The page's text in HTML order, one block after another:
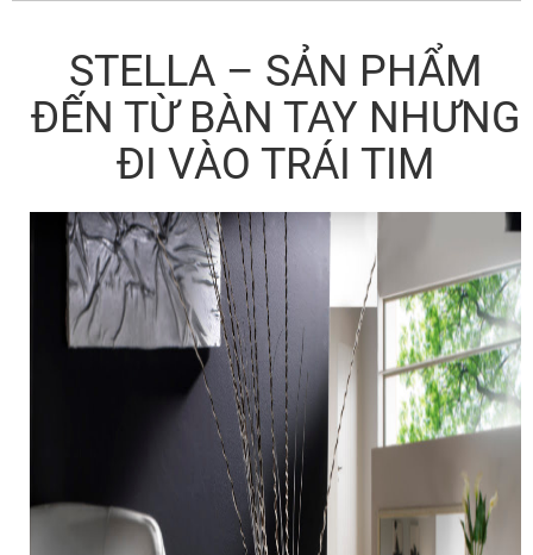
STELLA – SẢN PHẨM
ĐẾN TỪ BÀN TAY NHƯNG
ĐI VÀO TRÁI TIM